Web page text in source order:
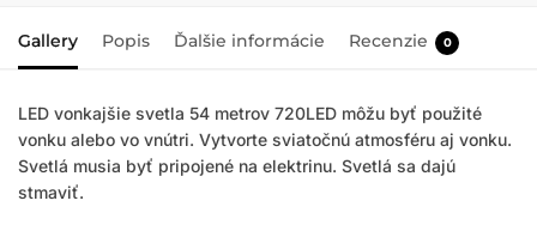
Gallery Popis Ďalšie informácie Recenzie 0
LED vonkajšie svetla 54 metrov 720LED môžu byť použité
vonku alebo vo vnútri. Vytvorte sviatočnú atmosféru aj vonku.
Svetlá musia byť pripojené na elektrinu. Svetlá sa dajú
stmaviť.